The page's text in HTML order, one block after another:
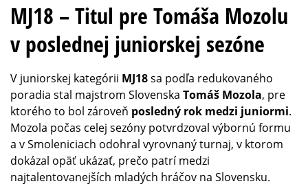
MJ18 – Titul pre Tomáša Mozolu
v poslednej juniorskej sezóne
V juniorskej kategórii MJ18sa podľa redukovaného
poradia stal majstrom Slovenska Tomáš Mozola, pre
ktorého to bol zároveň posledný rok medzi juniormi.
Mozola počas celej sezóny potvrdzoval výbornú formu
a v Smoleniciach odohral vyrovnaný turnaj, v ktorom
dokázal opäť ukázať, prečo patrí medzi
najtalentovanejších mladých hráčov na Slovensku.